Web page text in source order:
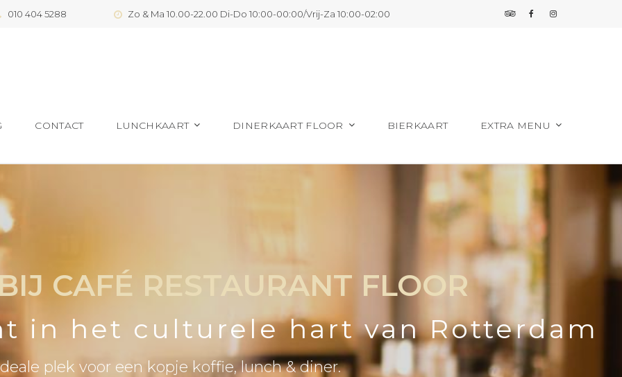
010 404 5288 Zo & Ma 10.00-22.00 Di-Do 10:00-00:00/Vrij-Za 10:00-02:00
CONTACT LUNCHKAART DINERKAART FLOOR BIERKAART EXTRA MENU
CAFÉ RESTAURANT FLOOR
in het culturele hart van Rotterdam
plek voor een kopje koffie, lunch & diner.